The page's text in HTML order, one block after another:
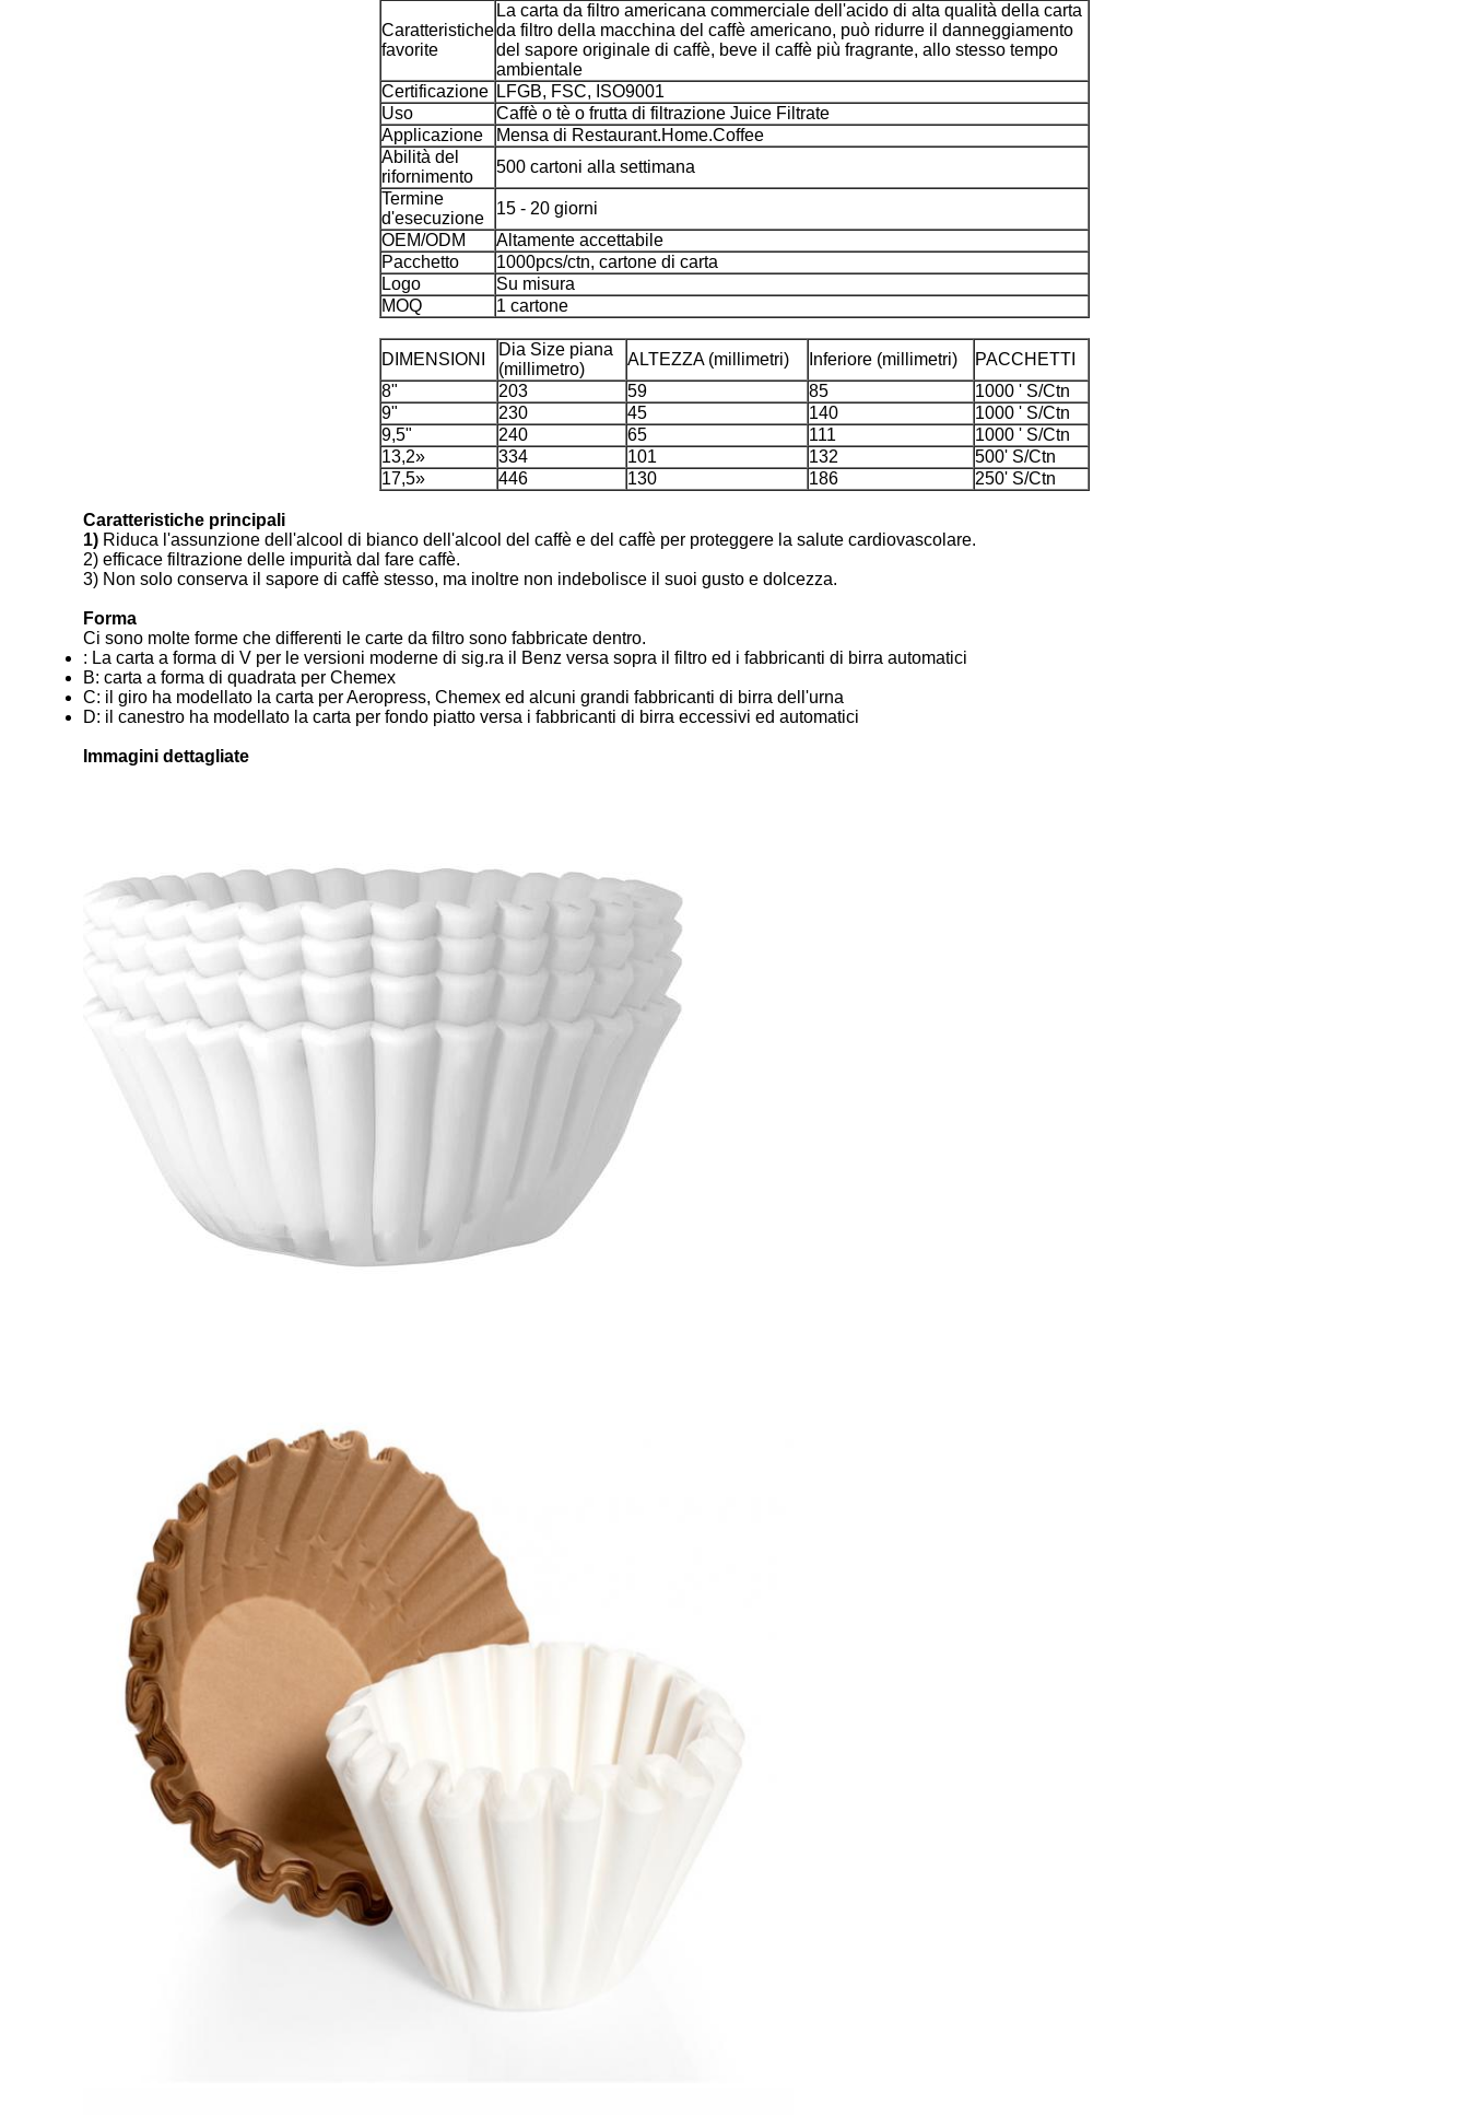
Caratteristiche
favorite
La carta da filtro americana commerciale dell'acido di alta qualità della carta
da filtro della macchina del caffè americano, può ridurre il danneggiamento
del sapore originale di caffè, beve il caffè più fragrante, allo stesso tempo
ambientale
Certificazione LFGB, FSC, ISO9001
Uso
Caffè o tè o frutta di filtrazione Juice Filtrate
Applicazione
Mensa di Restaurant.Home.Coffee
Abilità del
rifornimento
500 cartoni alla settimana
Termine
d'esecuzione
15 - 20 giorni
OEM/ODM
Altamente accettabile
Pacchetto
1000pcs/ctn, cartone di carta
Logo
Su misura
MOQ
1 cartone
DIMENSIONI
Dia Size piana
(millimetro)
ALTEZZA (millimetri) Inferiore (millimetri)
PACCHETTI
8"
203 59 85
1000 ' S/Ctn
9"
230 45 140
1000 ' S/Ctn
9,5"
240 65 111
1000 ' S/Ctn
13,2»
334 101 132
500' S/Ctn
17,5»
446 130 186 250' S/Ctn
Caratteristiche principali
1) Riduca l'assunzione dell'alcool di bianco dell'alcool del caffè e del caffè per proteggere la salute cardiovascolare.
2) efficace filtrazione delle impurità dal fare caffè.
3) Non solo conserva il sapore di caffè stesso, ma inoltre non indebolisce il suoi gusto e dolcezza.
Forma
Ci sono molte forme che differenti le carte da filtro sono fabbricate dentro.
: La carta a forma di V per le versioni moderne di sig.ra il Benz versa sopra il filtro ed i fabbricanti di birra automatici
B: carta a forma di quadrata per Chemex
C: il giro ha modellato la carta per Aeropress, Chemex ed alcuni grandi fabbricanti di birra dell'urna
D: il canestro ha modellato la carta per fondo piatto versa i fabbricanti di birra eccessivi ed automatici
Immagini dettagliate